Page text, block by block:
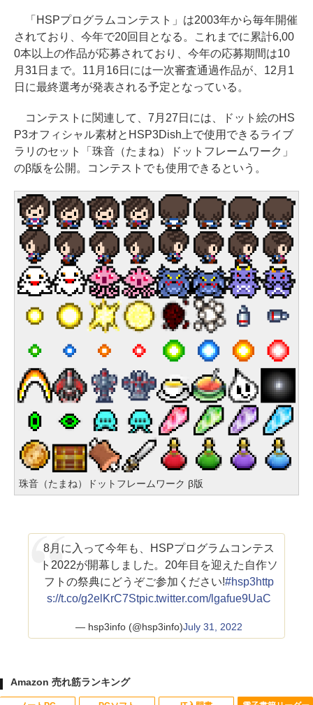
「HSPプログラムコンテスト」は2003年から毎年開催
されており、今年で20回目となる。これまでに累計6,00
0本以上の作品が応募されており、今年の応募期間は10
月31日まで。11月16日には一次審査通過作品が、12月1
日に最終選考が発表される予定となっている。
コンテストに関連して、7月27日には、ドット絵のHS
P3オフィシャル素材とHSP3Dish上で使用できるライブ
ラリのセット「珠音（たまね）ドットフレームワーク」
のβ版を公開。コンテストでも使用できるという。
珠音（たまね）ドットフレームワーク β版
8月に入って今年も、HSPプログラムコンテス
ト2022が開幕しました。20年目を迎えた自作ソ
フトの祭典にどうぞご参加ください!#hsp3http
s://t.co/g2elKrC7Stpic.twitter.com/lgafue9UaC
— hsp3info (@hsp3info)July 31, 2022
Amazon 売れ筋ランキング